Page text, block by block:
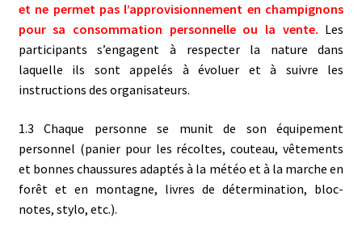
et ne permet pas l’approvisionnement en champignons
pour sa consommation personnelle ou la vente. Les
participants s’engagent à respecter la nature dans
laquelle ils sont appelés à évoluer et à suivre les
instructions des organisateurs.
1.3 Chaque personne se munit de son équipement
personnel (panier pour les récoltes, couteau, vêtements
et bonnes chaussures adaptés à la météo et à la marche en
forêt et en montagne, livres de détermination, bloc-
notes, stylo, etc.).